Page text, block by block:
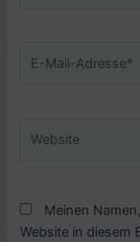
Mail-
Meinen
Website in diesem